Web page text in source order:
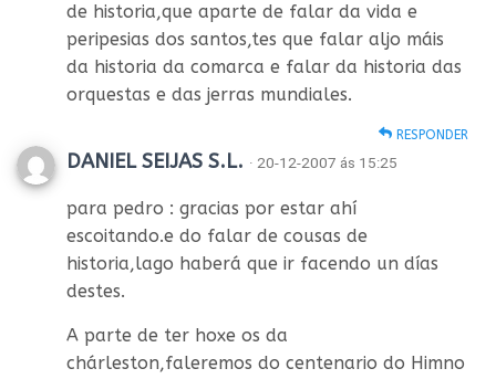
de historia,que aparte de falar da vida e
peripesias dos santos,tes que falar aljo máis
da historia da comarca e falar da historia das
orquestas e das jerras mundiales.
RESPONDER
DANIEL SEIJAS S.L. · 20-12-2007 ás 15:25
para pedro : gracias por estar ahí
escoitando.e do falar de cousas de
historia,lago haberá que ir facendo un días
destes.
A parte de ter hoxe os da
chárleston,faleremos do centenario do Himno